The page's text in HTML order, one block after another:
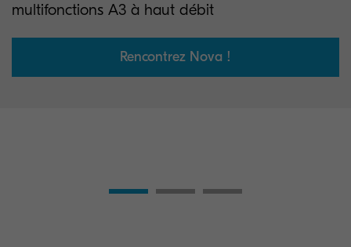
multifonctions A3 à haut débit
Rencontrez Nova !